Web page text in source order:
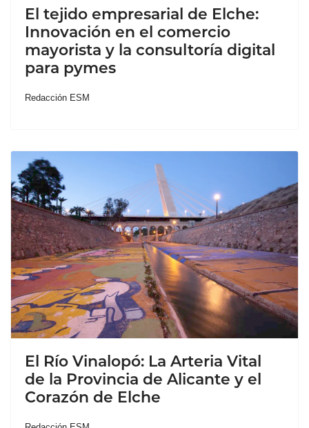
El tejido empresarial de Elche:
Innovación en el comercio
mayorista y la consultoría digital
para pymes
Redacción ESM
El Río Vinalopó: La Arteria Vital
de la Provincia de Alicante y el
Corazón de Elche